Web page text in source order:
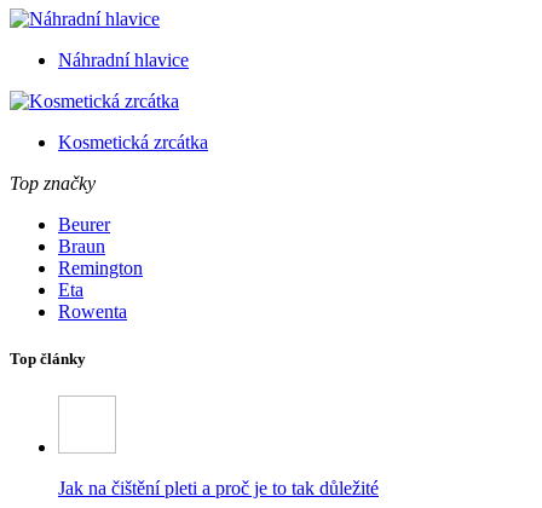
Náhradní hlavice
Kosmetická zrcátka
Top značky
Beurer
Braun
Remington
Eta
Rowenta
Top články
Jak na čištění pleti a proč je to tak důležité